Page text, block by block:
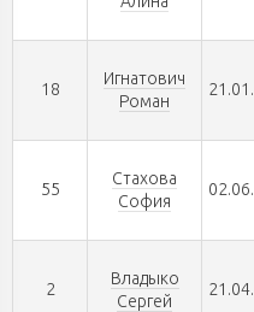
18
Игнатович
Роман
55
Стахова
София
2
Владыко
Сергей